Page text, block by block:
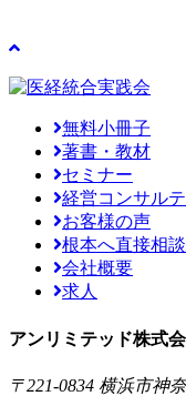
無料小冊子
著書・教材
セミナー
経営コンサル
お客様の声
根本へ直接相談
会社概要
求人
アンリミテッド株式
〒221-0834 横浜市神